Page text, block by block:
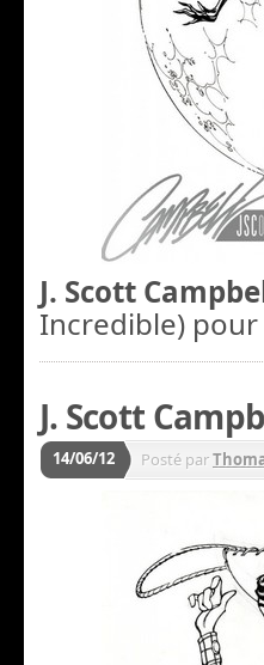
J. Scott
Incredible) pour
J. Scott
14/06/12 Posté par